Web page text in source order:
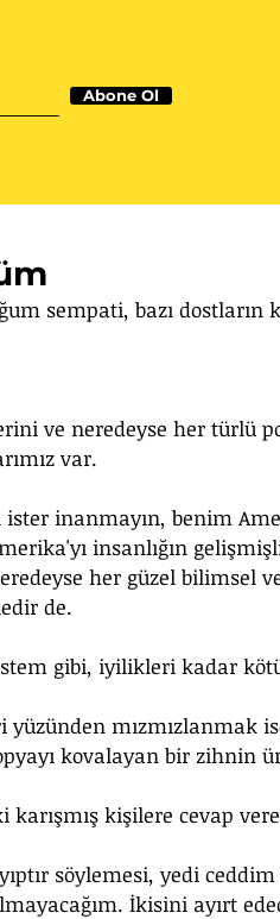
Abone Ol
sempati, bazı dostların
ve neredeyse her türlü
var.
ister inanmayın, benim
insanlığın
her güzel
de.
gibi, iyilikleri kadar
yüzünden mızmızlanmak
kovalayan bir zihnin
karışmış kişilere cevap
söylemesi, yedi
İkisini ayırt